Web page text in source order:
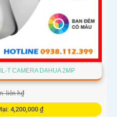
T CAMERA DAHUA 2MP
liên h₫
4,200,000 ₫